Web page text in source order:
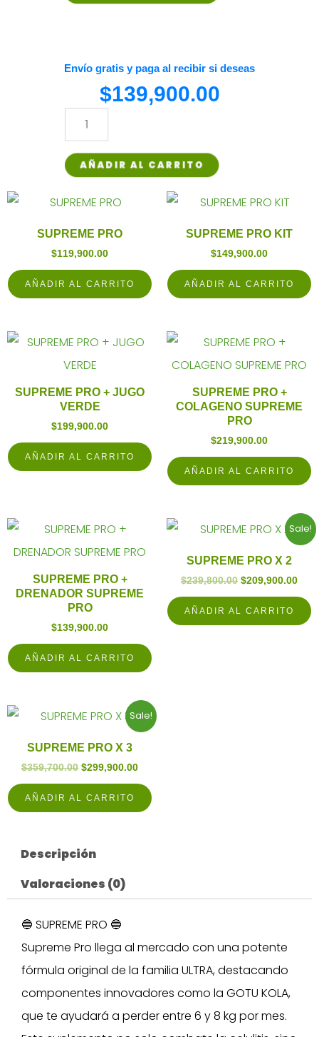
PRO
cantidad
Envío gratis y paga al recibir si deseas
$139,900.00
SUPREME
PRO
cantidad
AÑADIR AL CARRITO
SUPREME PRO
$119,900.00
AÑADIR AL CARRITO
SUPREME PRO KIT
$149,900.00
AÑADIR AL CARRITO
SUPREME PRO + JUGO
VERDE
$199,900.00
AÑADIR AL CARRITO
SUPREME PRO +
COLAGENO SUPREME
PRO
$219,900.00
AÑADIR AL CARRITO
SUPREME PRO +
DRENADOR SUPREME
PRO
$139,900.00
AÑADIR AL CARRITO
Sale!
SUPREME PRO X 2
$239,800.00
Original
price
$239,800.00.
$209,900.00
is:
AÑADIR AL CARRITO
Sale!
SUPREME PRO X 3
$359,700.00
Original
price
$359,700.00.
$299,900.00
Current
price
is:
AÑADIR AL CARRITO
Descripción
Valoraciones (0)
🔵 SUPREME PRO 🔵
Supreme Pro llega al mercado con una potente
fórmula original de la familia ULTRA, destacando
componentes innovadores como la GOTU KOLA,
que te ayudará a perder entre 6 y 8 kg por mes.